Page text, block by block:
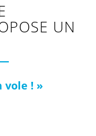
UN
vole ! »